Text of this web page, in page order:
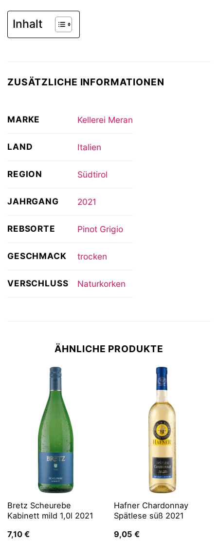
Inhalt
ZUSÄTZLICHE INFORMATIONEN
MARKE Kellerei Meran
LAND Italien
REGION Südtirol
JAHRGANG 2021
REBSORTE Pinot Grigio
GESCHMACK trocken
VERSCHLUSS Naturkorken
ÄHNLICHE PRODUKTE
Bretz Scheurebe
Kabinett mild 1,0l 2021
7,10 €
Hafner Chardonnay
Spätlese süß 2021
9,05 €